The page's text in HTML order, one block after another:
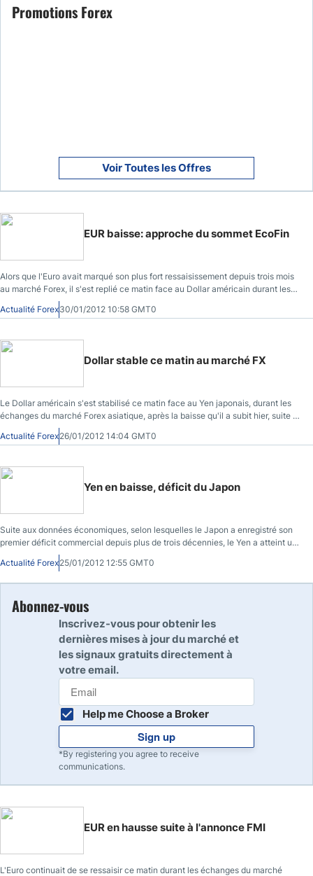
Promotions Forex
Voir Toutes les Offres
EUR baisse: approche du sommet EcoFin
Alors que l'Euro avait marqué son plus fort ressaisissement depuis trois mois
au marché Forex, il s'est replié ce matin face au Dollar américain durant les
échanges du marché Forex asiatique.
Actualité Forex30/01/2012 10:58 GMT0
Dollar stable ce matin au marché FX
Le Dollar américain s'est stabilisé ce matin face au Yen japonais, durant les
échanges du marché Forex asiatique, après la baisse qu'il a subit hier, suite à
l'annonce de la Fed
Actualité Forex26/01/2012 14:04 GMT0
Yen en baisse, déficit du Japon
Suite aux données économiques, selon lesquelles le Japon a enregistré son
premier déficit commercial depuis plus de trois décennies, le Yen a atteint un
Bas d'un mois face à l'Euro et au Dollar américain
Actualité Forex25/01/2012 12:55 GMT0
Abonnez-vous
Inscrivez-vous pour obtenir les
dernières mises à jour du marché et
les signaux gratuits directement à
votre email.
Help me Choose a Broker
Sign up
*By registering you agree to receive
communications.
EUR en hausse suite à l'annonce FMI
L'Euro continuait de se ressaisir ce matin durant les échanges du marché